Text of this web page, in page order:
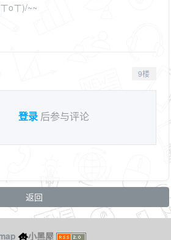
oㄒ)/~~
9楼
登录 后参与评论
返回
小黑屋